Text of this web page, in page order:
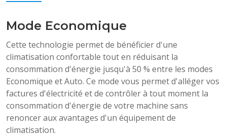
Mode Economique
Cette technologie permet de bénéficier d'une
climatisation confortable tout en réduisant la
consommation d'énergie jusqu'à 50 % entre les modes
Economique et Auto. Ce mode vous permet d'alléger vos
factures d'électricité et de contrôler à tout moment la
consommation d'énergie de votre machine sans
renoncer aux avantages d'un équipement de
climatisation.